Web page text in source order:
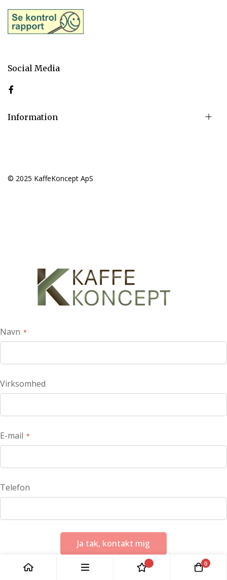
Information
Social Media
© 2025 KaffeKoncept ApS
0
Navn
Virksomhed
E-mail
Telefon
Ja tak, kontakt mig